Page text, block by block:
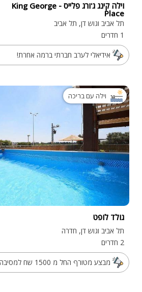
וילה קינג ג'ורג פלייס - King George
Place
תל אביב וגוש דן, תל אביב
1 חדרים
אידיאלי לערב חברתי ברמה אחרת!
וילה עם בריכה
גולד לופט
תל אביב וגוש דן, חדרה
2 חדרים
מבצע מטורף החל מ 1500 שח למסיבה